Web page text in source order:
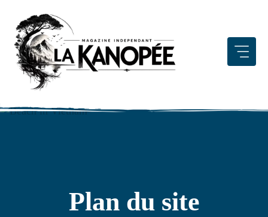
contenu
Plan du site